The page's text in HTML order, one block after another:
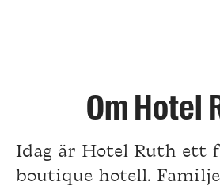
Om Hotel
Idag är Hotel Ruth ett
boutique hotell.